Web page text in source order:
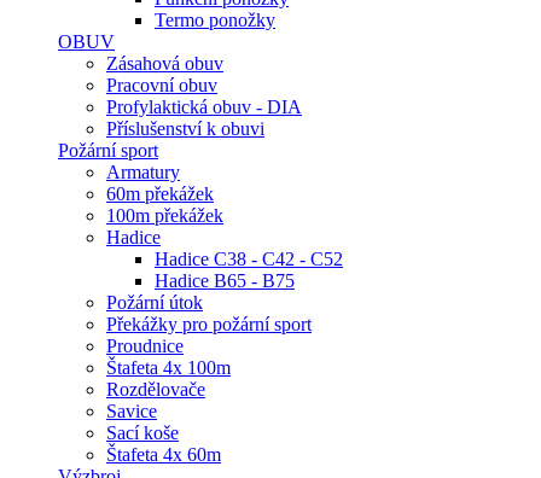
Termo ponožky
OBUV
Zásahová obuv
Pracovní obuv
Profylaktická obuv - DIA
Příslušenství k obuvi
Požární sport
Armatury
60m překážek
100m překážek
Hadice
Hadice C38 - C42 - C52
Hadice B65 - B75
Požární útok
Překážky pro požární sport
Proudnice
Štafeta 4x 100m
Rozdělovače
Savice
Sací koše
Štafeta 4x 60m